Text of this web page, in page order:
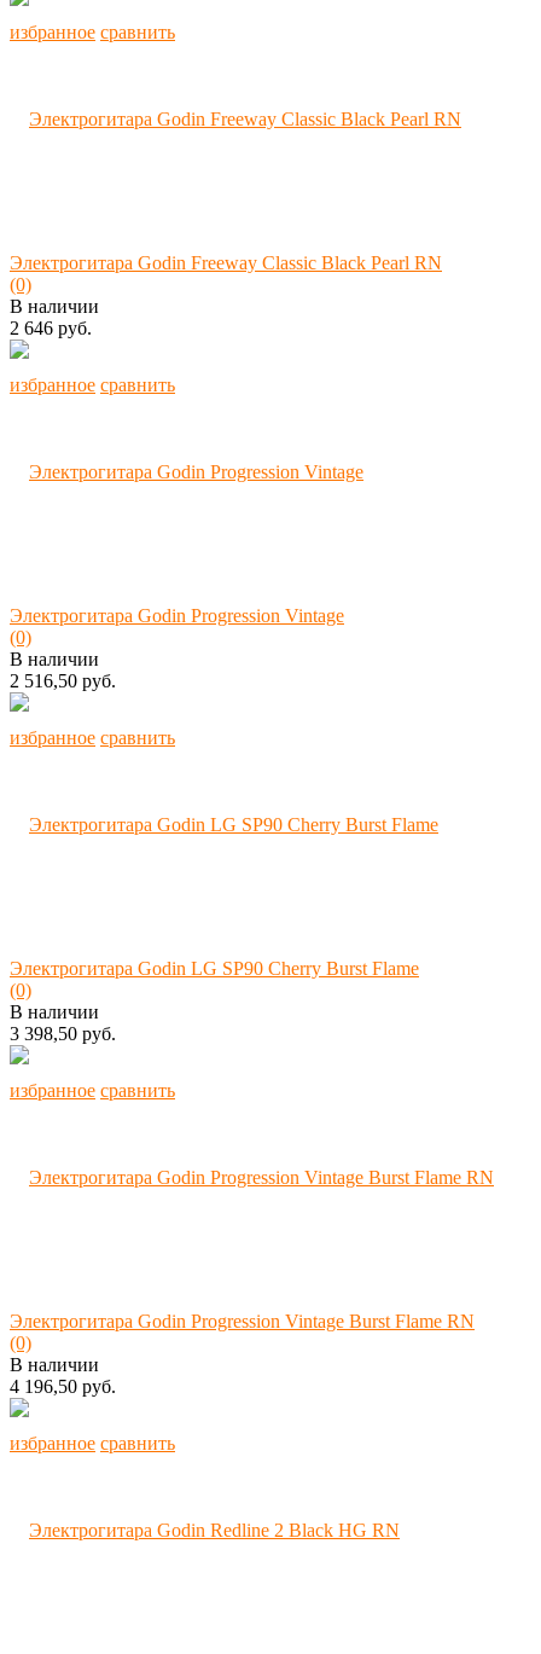
избранное сравнить
избранное сравнить
Электрогитара Godin Freeway Classic Black Pearl RN
(0)
В наличии
2 646 руб.
избранное сравнить
Электрогитара Godin Progression Vintage
(0)
В наличии
2 516,50 руб.
избранное сравнить
Электрогитара Godin LG SP90 Cherry Burst Flame
(0)
В наличии
3 398,50 руб.
избранное сравнить
Электрогитара Godin Progression Vintage Burst Flame RN
(0)
В наличии
4 196,50 руб.